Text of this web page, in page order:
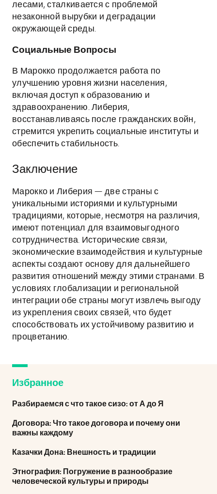
лесами, сталкивается с проблемой
незаконной вырубки и деградации
окружающей среды.
Социальные Вопросы
В Марокко продолжается работа по
улучшению уровня жизни населения,
включая доступ к образованию и
здравоохранению. Либерия,
восстанавливаясь после гражданских войн,
стремится укрепить социальные институты и
обеспечить стабильность.
Заключение
Марокко и Либерия — две страны с
уникальными историями и культурными
традициями, которые, несмотря на различия,
имеют потенциал для взаимовыгодного
сотрудничества. Исторические связи,
экономические взаимодействия и культурные
аспекты создают основу для дальнейшего
развития отношений между этими странами. В
условиях глобализации и региональной
интеграции обе страны могут извлечь выгоду
из укрепления своих связей, что будет
способствовать их устойчивому развитию и
процветанию.
Избранное
Разбираемся с что такое сизо: от А до Я
Договора: Что такое договора и почему они
важны каждому
Казачки Дона: Внешность и традиции
Этнография: Погружение в разнообразие
человеческой культуры и природы